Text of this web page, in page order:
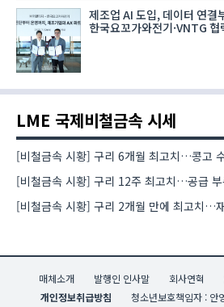
제조업 AI 도입, 데이터 연
한국요꼬가와전기·VNTG 협
LME 국제비철금속 시세
[비철금속 시황] 구리 6개월 최고치…콩고
[비철금속 시황] 구리 12주 최고치…공급 부
매체소개 발행인 인사말 회사연혁
개인정보취급방침
청소년보호책임자 : 안